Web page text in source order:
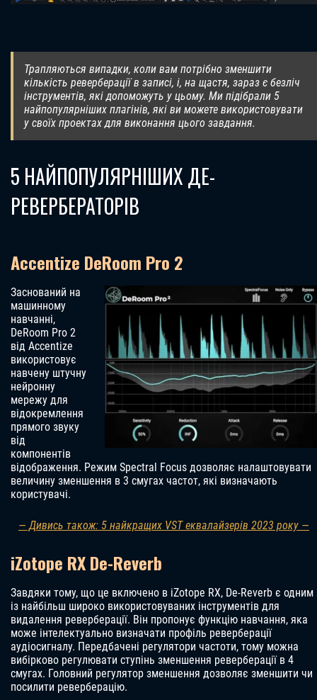
Трапляються випадки, коли вам потрібно зменшити
кількість реверберації в записі, і, на щастя, зараз є безліч
інструментів, які допоможуть у цьому. Ми підібрали 5
найпопулярніших плагінів, які ви можете використовувати
у своїх проектах для виконання цього завдання.
5 НАЙПОПУЛЯРНІШИХ ДЕ-
РЕВЕРБЕРАТОРІВ
Accentize DeRoom Pro 2
Заснований на
машинному
навчанні,
DeRoom Pro 2
від Accentize
використовує
навчену штучну
нейронну
мережу для
відокремлення
прямого звуку
від
компонентів
відображення. Режим Spectral Focus дозволяє налаштовувати
величину зменшення в 3 смугах частот, які визначають
користувачі.
— Дивись також: 5 найкращих VST еквалайзерів 2023 року —
iZotope RX De-Reverb
Завдяки тому, що це включено в iZotope RX, De-Reverb є одним
із найбільш широко використовуваних інструментів для
видалення реверберації. Він пропонує функцію навчання, яка
може інтелектуально визначати профіль реверберації
аудіосигналу. Передбачені регулятори частоти, тому можна
вибірково регулювати ступінь зменшення реверберації в 4
смугах. Головний регулятор зменшення дозволяє зменшити чи
посилити реверберацію.